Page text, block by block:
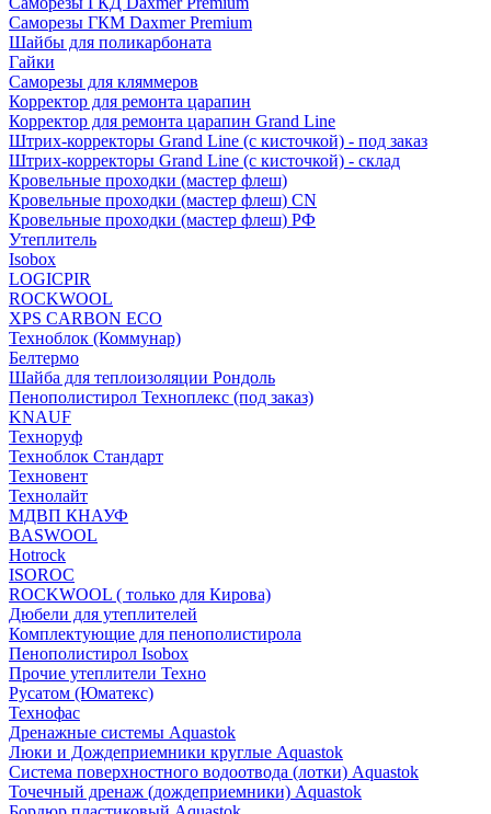
Саморезы ГКМ Daxmer Premium
Шайбы для поликарбоната
Гайки
Саморезы для кляммеров
Корректор для ремонта царапин
Корректор для ремонта царапин Grand Line
Штрих-корректоры Grand Line (с кисточкой) - под заказ
Штрих-корректоры Grand Line (с кисточкой) - склад
Кровельные проходки (мастер флеш)
Кровельные проходки (мастер флеш) CN
Кровельные проходки (мастер флеш) РФ
Утеплитель
Isobox
LOGICPIR
ROCKWOOL
XPS CARBON ECO
Техноблок (Коммунар)
Белтермо
Шайба для теплоизоляции Рондоль
Пенополистирол Техноплекс (под заказ)
KNАUF
Технoруф
Техноблок Стандарт
Техновент
Технолайт
МДВП КНАУФ
BASWOOL
Hotrock
ISOROC
ROCKWOOL ( только для Кирова)
Дюбели для утеплителей
Комплектующие для пенополистирола
Пенополистирол Isobox
Прочие утеплители Техно
Русатом (Юматекс)
Технофас
Дренажные системы Aquastok
Люки и Дождеприемники круглые Aquastok
Система поверхностного водоотвода (лотки) Aquastok
Точечный дренаж (дождеприемники) Aquastok